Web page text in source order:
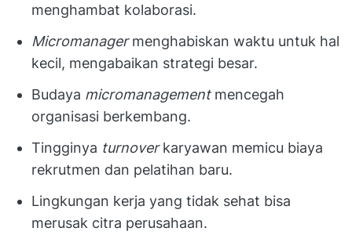
menghambat kolaborasi.
Micromanagermenghabiskan waktu untuk hal
kecil, mengabaikan strategi besar.
Budaya micromanagement mencegah
organisasi berkembang.
Tingginya turnoverkaryawan memicu biaya
rekrutmen dan pelatihan baru.
Lingkungan kerja yang tidak sehat bisa
merusak citra perusahaan.